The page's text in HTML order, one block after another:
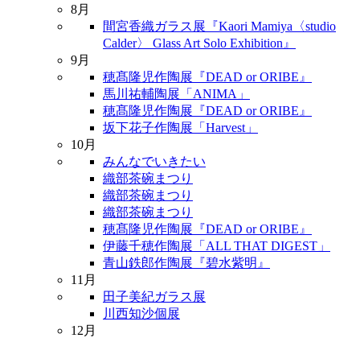
8月
間宮香織ガラス展『Kaori Mamiya〈studio
Calder〉 Glass Art Solo Exhibition』
9月
穂髙隆児作陶展『DEAD or ORIBE』
馬川祐輔陶展「ANIMA」
穂髙隆児作陶展『DEAD or ORIBE』
坂下花子作陶展「Harvest」
10月
みんなでいきたい
織部茶碗まつり
織部茶碗まつり
織部茶碗まつり
穂髙隆児作陶展『DEAD or ORIBE』
伊藤千穂作陶展「ALL THAT DIGEST」
青山鉄郎作陶展『碧水紫明』
11月
田子美紀ガラス展
川西知沙個展
12月